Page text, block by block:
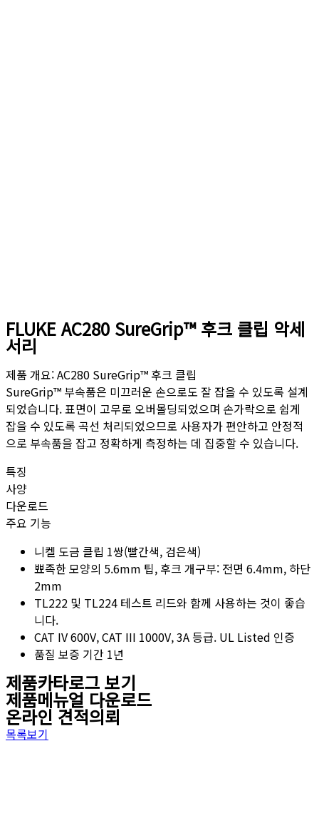
FLUKE AC280 SureGrip™ 후크 클립 악세
서리
제품 개요: AC280 SureGrip™ 후크 클립
SureGrip™ 부속품은 미끄러운 손으로도 잘 잡을 수 있도록 설계
되었습니다. 표면이 고무로 오버몰딩되었으며 손가락으로 쉽게
잡을 수 있도록 곡선 처리되었으므로 사용자가 편안하고 안정적
으로 부속품을 잡고 정확하게 측정하는 데 집중할 수 있습니다.
특징
사양
다운로드
주요 기능
니켈 도금 클립 1쌍(빨간색, 검은색)
뾰족한 모양의 5.6mm 팁, 후크 개구부: 전면 6.4mm, 하단
2mm
TL222 및 TL224 테스트 리드와 함께 사용하는 것이 좋습
니다.
CAT IV 600V, CAT III 1000V, 3A 등급. UL Listed 인증
품질 보증 기간 1년
제품카타로그 보기
제품메뉴얼 다운로드
온라인 견적의뢰
목록보기